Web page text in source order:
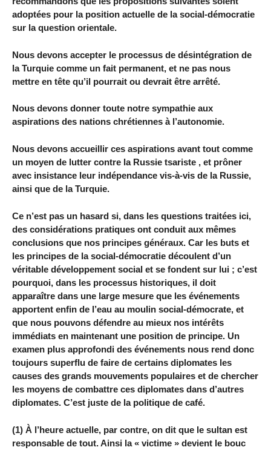
adoptées pour la position actuelle de la social-démocratie
sur la question orientale.
Nous devons accepter le processus de désintégration de
la Turquie comme un fait permanent, et ne pas nous
mettre en tête qu’il pourrait ou devrait être arrêté.
Nous devons donner toute notre sympathie aux
aspirations des nations chrétiennes à l’autonomie.
Nous devons accueillir ces aspirations avant tout comme
un moyen de lutter contre la Russie tsariste , et prôner
avec insistance leur indépendance vis-à-vis de la Russie,
ainsi que de la Turquie.
Ce n’est pas un hasard si, dans les questions traitées ici,
des considérations pratiques ont conduit aux mêmes
conclusions que nos principes généraux. Car les buts et
les principes de la social-démocratie découlent d’un
véritable développement social et se fondent sur lui ; c’est
pourquoi, dans les processus historiques, il doit
apparaître dans une large mesure que les événements
apportent enfin de l’eau au moulin social-démocrate, et
que nous pouvons défendre au mieux nos intérêts
immédiats en maintenant une position de principe. Un
examen plus approfondi des événements nous rend donc
toujours superflu de faire de certains diplomates les
causes des grands mouvements populaires et de chercher
les moyens de combattre ces diplomates dans d’autres
diplomates. C’est juste de la politique de café.
(1) À l’heure actuelle, par contre, on dit que le sultan est
responsable de tout. Ainsi la « victime » devient le bouc